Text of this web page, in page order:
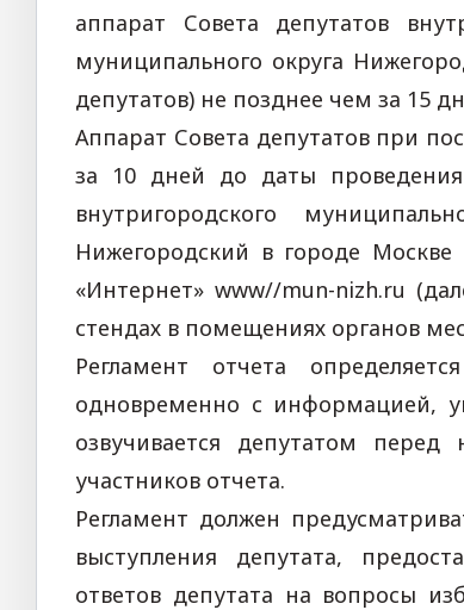
аппарат Совета депутатов
муниципального округа
депутатов) не позднее чем за 15
Аппарат Совета депутатов при
за 10 дней до даты
внутригородского
Нижегородский в городе
«Интернет» www//mun-nizh.ru
стендах в помещениях органов
Регламент отчета
одновременно с информацией,
озвучивается депутатом
участников отчета.
Регламент должен
выступления депутата,
ответов депутата на вопросы